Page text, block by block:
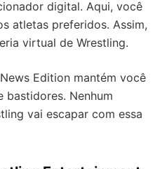
digital. Aqui, você
atletas preferidos. Assim,
virtual de Wrestling.
Edition mantém você
bastidores. Nenhum
vai escapar com essa